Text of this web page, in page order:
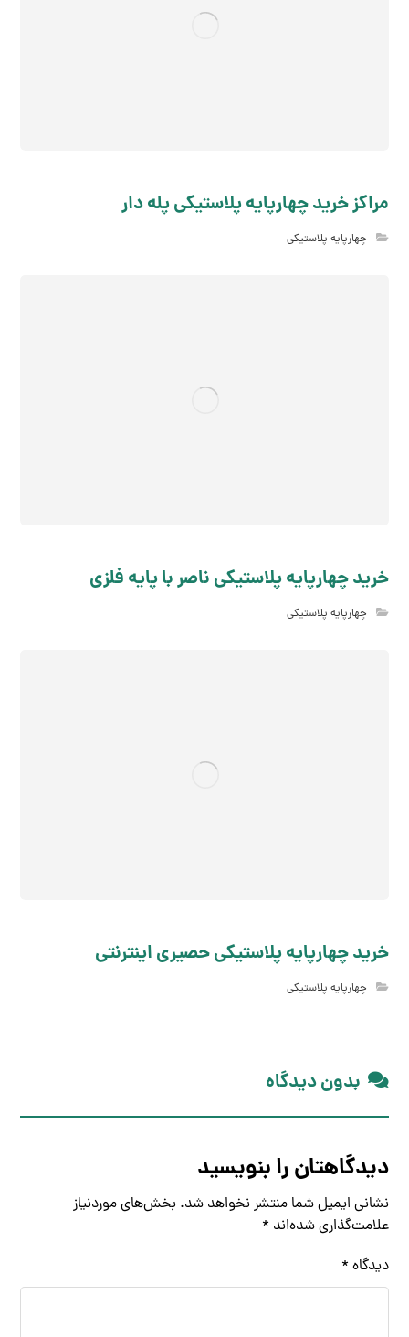
مراکز خرید چهارپایه پلاستیکی پله دار
چهارپایه پلاستیکی
خرید چهارپایه پلاستیکی ناصر با پایه فلزی
چهارپایه پلاستیکی
خرید چهارپایه پلاستیکی حصیری اینترنتی
چهارپایه پلاستیکی
بدون دیدگاه
دیدگاهتان را بنویسید
نشانی ایمیل شما منتشر نخواهد شد. بخش‌های موردنیاز
علامت‌گذاری شده‌اند *
دیدگاه *